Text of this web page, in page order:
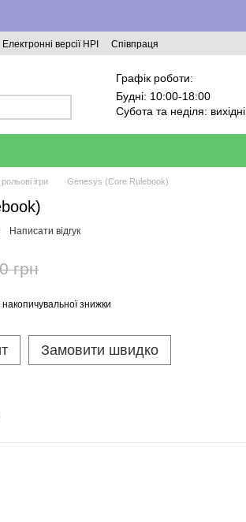
Електронні версії НРІ Співпраця
Графік роботи:
Будні: 10:00-18:00
Субота та неділя: вихідні
рольові ігри Genesys (Core Rulebook)
Написати відгук
грн
знижки
Замовити швидко